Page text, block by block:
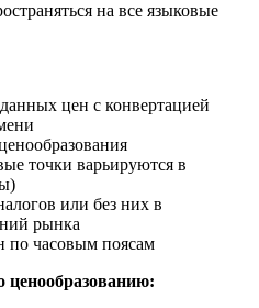
на все языковые
цен с конвертацией
точки варьируются в
или без них в
рынка
по часовым поясам
ценообразованию: